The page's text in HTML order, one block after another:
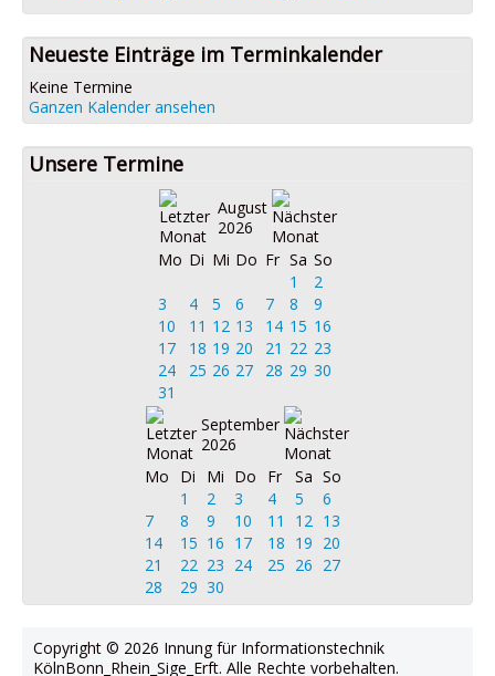
Neueste Einträge im Terminkalender
Keine Termine
Ganzen Kalender ansehen
Unsere Termine
August
2026
Mo Di Mi Do Fr Sa So
1
2
3
4 5 6 7 8
9
10
11 12 13 14 15 16
17
18 19 20 21 22 23
24
25 26 27 28 29 30
31
September
2026
Mo
Di Mi Do Fr Sa So
1
2 3 4 5
6
7
8 9 10 11 12 13
14
15 16 17 18 19 20
21
22 23 24 25 26 27
28
29 30
Copyright © 2026 Innung für Informationstechnik
KölnBonn_Rhein_Sige_Erft. Alle Rechte vorbehalten.